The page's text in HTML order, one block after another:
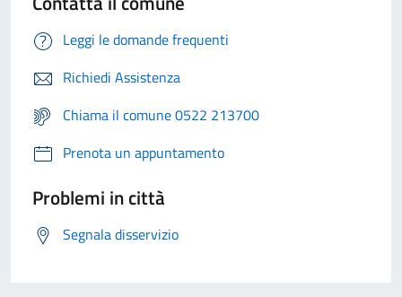
Leggi le domande frequenti
Richiedi Assistenza
Chiama il comune 0522 213700
Prenota un appuntamento
Problemi in città
Segnala disservizio